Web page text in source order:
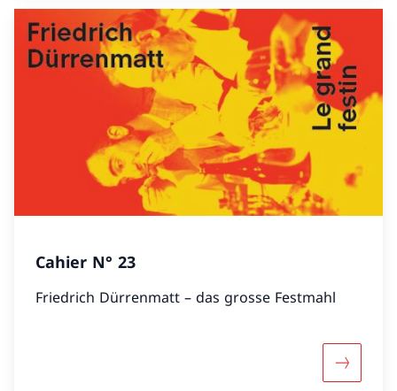
Cahier N° 23
Friedrich Dürrenmatt – das grosse Festmahl
Mehr